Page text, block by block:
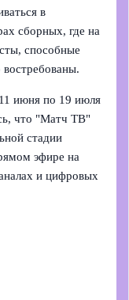
в
сборных, где на
способные
востребованы.
июня по 19 июля
что "Матч ТВ"
стадии
эфире на
и цифровых